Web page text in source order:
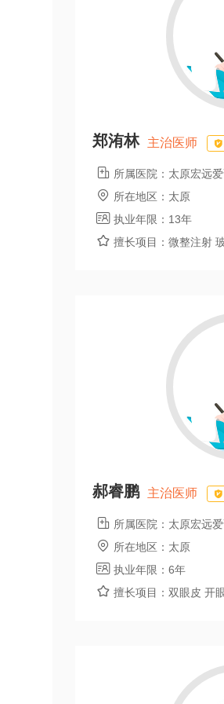
郑洧林 主治医师 
 所属医院： 太原宏远
 所在地区： 太原
 执业年限： 13年
 擅长项目：微整注射
郝睿鹏 主治医师 
 所属医院： 太原宏远
 所在地区： 太原
 执业年限：6年
 擅长项目：双眼皮 开眼